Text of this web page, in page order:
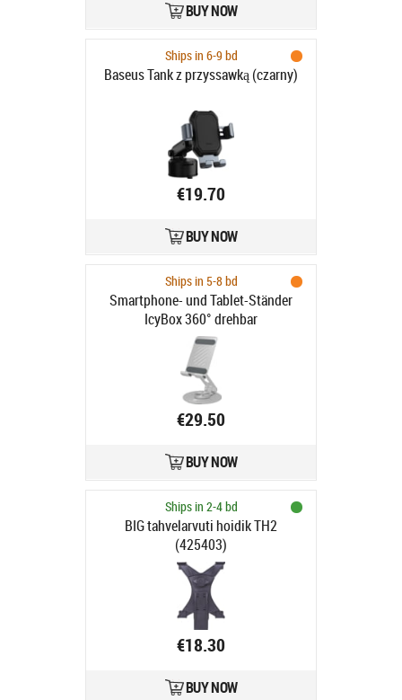
BUY NOW
Ships in 6-9 bd
Baseus Tank z przyssawką (czarny)
€19.70
BUY NOW
Ships in 5-8 bd
Smartphone- und Tablet-Ständer
IcyBox 360° drehbar
€29.50
BUY NOW
Ships in 2-4 bd
BIG tahvelarvuti hoidik TH2
(425403)
€18.30
BUY NOW